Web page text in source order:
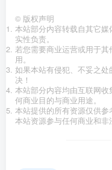
© 版权声明
本站部分内容转载自其它
实性负责。
若您需要商业运营或用于
用。
如果本站有侵犯、不妥之
决！
本站部分内容均由互联网
何商业目的与商业用途。
本站提供的所有资源仅供
本站资源参与任何商业和